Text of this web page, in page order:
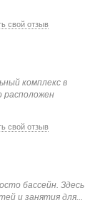
свой отзыв
комплекс в
расположен
свой отзыв
бассейн. Здесь
и занятия для...